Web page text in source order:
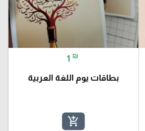
1 ₪
بطاقات يوم اللغة العربية
add_shopping_cart